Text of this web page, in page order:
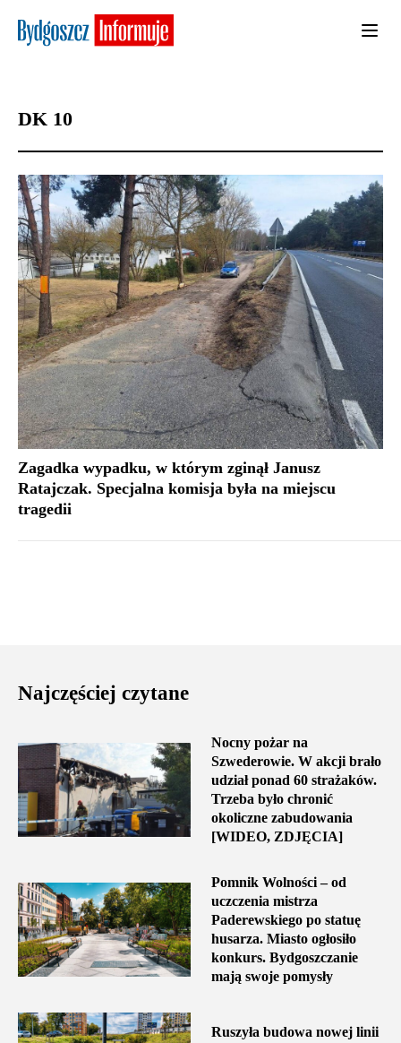
DK 10
Zagadka wypadku, w którym zginął Janusz
Ratajczak. Specjalna komisja była na miejscu
tragedii
Najczęściej czytane
Nocny pożar na
Szwederowie. W akcji brało
udział ponad 60 strażaków.
Trzeba było chronić
okoliczne zabudowania
[WIDEO, ZDJĘCIA]
Pomnik Wolności – od
uczczenia mistrza
Paderewskiego po statuę
husarza. Miasto ogłosiło
konkurs. Bydgoszczanie
mają swoje pomysły
Ruszyła budowa nowej linii